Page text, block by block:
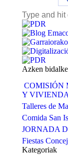
Search:
Azken
COMISIÓN
Y VIVIENDA
Talleres de
Comida San
JORNADA
Fiestas
Kategoriak